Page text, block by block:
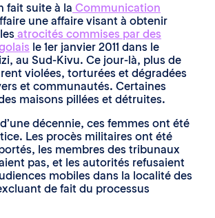
fait suite à la Communication
une affaire visant à obtenir
atrocités commises par des
le 1er janvier 2011 dans le
au Sud-Kivu. Ce jour-là, plus de
violées, torturées et dégradées
et communautés. Certaines
maisons pillées et détruites.
décennie, ces femmes ont été
Les procès militaires ont été
les membres des tribunaux
pas, et les autorités refusaient
mobiles dans la localité des
de fait du processus